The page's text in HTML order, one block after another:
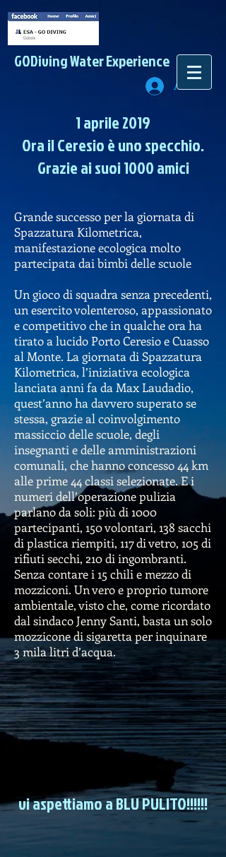
GODivingWater Experience
Accedi
1 aprile 2019
Ora il Ceresio è uno specchio.
Grazie ai suoi 1000 amici
Grande successo per la giornata di
Spazzatura Kilometrica,
manifestazione ecologica molto
partecipata dai bimbi delle scuole
Un gioco di squadra senza precedenti,
un esercito volenteroso, appassionato
e competitivo che in qualche ora ha
tirato a lucido Porto Ceresio e Cuasso
al Monte. La giornata di Spazzatura
Kilometrica, l’iniziativa ecologica
lanciata anni fa da Max Laudadio,
quest’anno ha davvero superato se
stessa, grazie al coinvolgimento
massiccio delle scuole, degli
insegnanti e delle amministrazioni
comunali, che hanno concesso 44 km
alle prime 44 classi selezionate. E i
numeri dell’operazione pulizia
parlano da soli: più di 1000
partecipanti, 150 volontari, 138 sacchi
di plastica riempiti, 117 di vetro, 105 di
rifiuti secchi, 210 di ingombranti.
Senza contare i 15 chili e mezzo di
mozziconi. Un vero e proprio tumore
ambientale, visto che, come ricordato
dal sindaco Jenny Santi, basta un solo
mozzicone di sigaretta per inquinare
3 mila litri d’acqua.
vi aspettiamo a BLU PULITO!!!!!!